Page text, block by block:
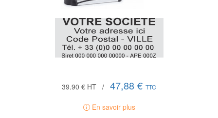
39.90 € HT / 47,88 € TTC
En savoir plus